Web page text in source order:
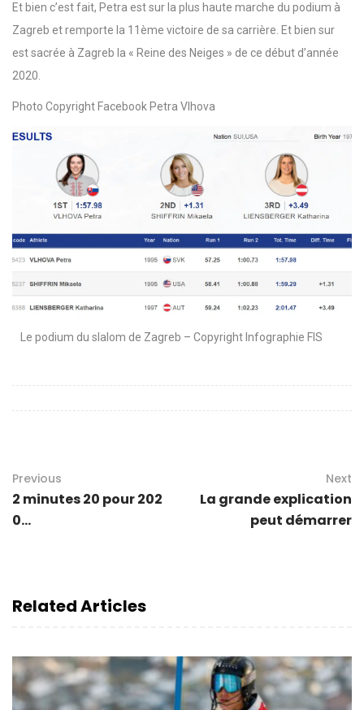
Et bien c’est fait, Petra est sur la plus haute marche du podium à
Zagreb et remporte la 11ème victoire de sa carrière. Et bien sur
est sacrée à Zagreb la « Reine des Neiges » de ce début d’année
2020.
Photo Copyright Facebook Petra Vlhova
Le podium du slalom de Zagreb – Copyright Infographie FIS
Previous
2 minutes 20 pour 202
0...
Next
La grande explication
peut démarrer
Related Articles